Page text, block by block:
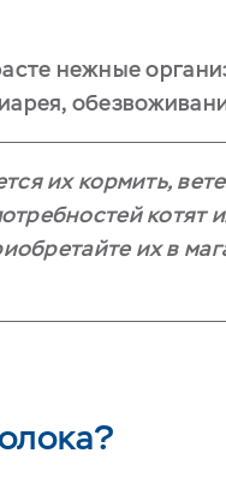
нежные
их кормить,
котят
их в